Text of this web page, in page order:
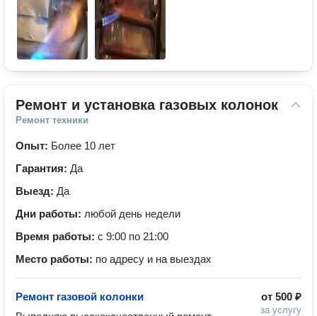
Ремонт и установка газовых колонок
Ремонт техники
Опыт: Более 10 лет
Гарантия: Да
Выезд: Да
Дни работы: любой день недели
Время работы: с 9:00 по 21:00
Место работы: по адресу и на выездах
от 500 ₽
за услугу
Ремонт газовой колонки